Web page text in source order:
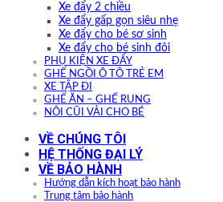
Xe đẩy 2 chiều
Xe đẩy gấp gọn siêu nhẹ
Xe đẩy cho bé sơ sinh
Xe đẩy cho bé sinh đôi
PHỤ KIỆN XE ĐẨY
GHẾ NGỒI Ô TÔ TRẺ EM
XE TẬP ĐI
GHẾ ĂN – GHẾ RUNG
NÔI CŨI VẢI CHO BÉ
VỀ CHÚNG TÔI
HỆ THỐNG ĐẠI LÝ
VỀ BẢO HÀNH
Hướng dẫn kích hoạt bảo hành
Trung tâm bảo hành